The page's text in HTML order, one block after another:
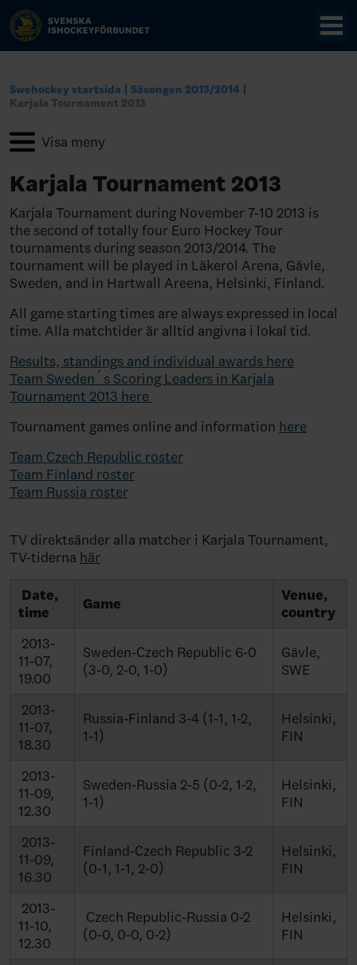
Swehockey startsida
Säsongen 2013/2014
Karjala Tournament 2013
Karjala Tournament 2013
Karjala Tournament during November 7-10 2013 is
the second of totally four Euro Hockey Tour
tournaments during season 2013/2014. The
tournament will be played in Läkerol Arena, Gävle,
Sweden, and in Hartwall Areena, Helsinki, Finland.
All game starting times are always expressed in local
time. Alla matchtider är alltid angivna i lokal tid.
Results, standings and individual awards here
Team Sweden´s Scoring Leaders in Karjala
Tournament 2013 here
Tournament games online and information here
Team Czech Republic roster
Team Finland roster
Team Russia roster
TV direktsänder alla matcher i Karjala Tournament,
TV-tiderna här
Date,
time
Game
Venue,
country
2013-
11-07,
19.00
Sweden-Czech Republic 6-0
(3-0, 2-0, 1-0)
Gävle,
SWE
2013-
11-07,
18.30
Russia-Finland 3-4 (1-1, 1-2,
1-1)
Helsinki,
FIN
2013-
11-09,
12.30
Sweden-Russia 2-5 (0-2, 1-2,
1-1)
Helsinki,
FIN
2013-
11-09,
16.30
Finland-Czech Republic 3-2
(0-1, 1-1, 2-0)
Helsinki,
FIN
2013-
11-10,
12.30
Czech Republic-Russia 0-2
(0-0, 0-0, 0-2)
Helsinki,
FIN